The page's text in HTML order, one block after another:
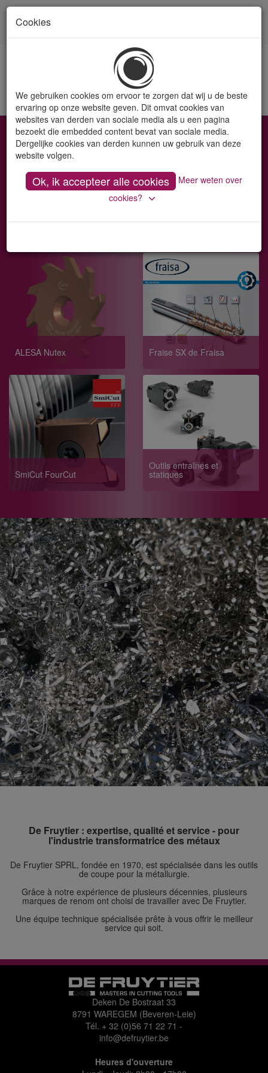
Cookies
We gebruiken cookies om ervoor te zorgen dat wij u de beste
ervaring op onze website geven. Dit omvat cookies van
websites van derden van sociale media als u een pagina
bezoekt die embedded content bevat van sociale media.
Dergelijke cookies van derden kunnen uw gebruik van deze
website volgen.
Ok, ik accepteer alle cookies
Meer weten over
cookies?
ALESA Nutex Fraise SX de Fraisa
SmiCut FourCut
Outils entraînés et
statiques
De Fruytier : expertise, qualité et service - pour
l'industrie transformatrice des métaux
De Fruytier SPRL, fondée en 1970, est spécialisée dans les outils
de coupe pour la métallurgie.
Grâce à notre expérience de plusieurs décennies, plusieurs
marques de renom ont choisi de travailler avec De Fruytier.
Une équipe technique spécialisée prête à vous offrir le meilleur
service qui soit.
Deken De Bostraat 33
8791 WAREGEM (Beveren-Leie)
Tél. + 32 (0)56 71 22 71 -
info@defruytier.be
Heures d'ouverture